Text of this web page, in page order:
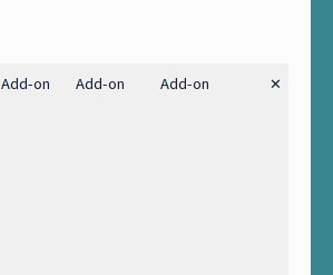
Add-on Add-on Add-on ✕